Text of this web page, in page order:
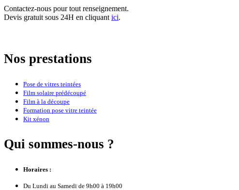
Contactez-nous pour tout renseignement.
Devis gratuit sous 24H en cliquant ici.
Nos prestations
Pose de vitres teintées
Film solaire prédécoupé
Film à la découpe
Formation pose vitre teintée
Kit xénon
Qui sommes-nous ?
Horaires :
Du Lundi au Samedi de 9h00 à 19h00